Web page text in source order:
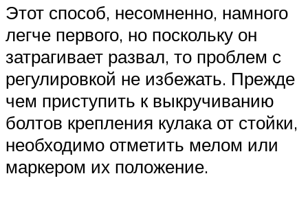
Этот способ, несомненно, намного
легче первого, но поскольку он
затрагивает развал, то проблем с
регулировкой не избежать. Прежде
чем приступить к выкручиванию
болтов крепления кулака от стойки,
необходимо отметить мелом или
маркером их положение.